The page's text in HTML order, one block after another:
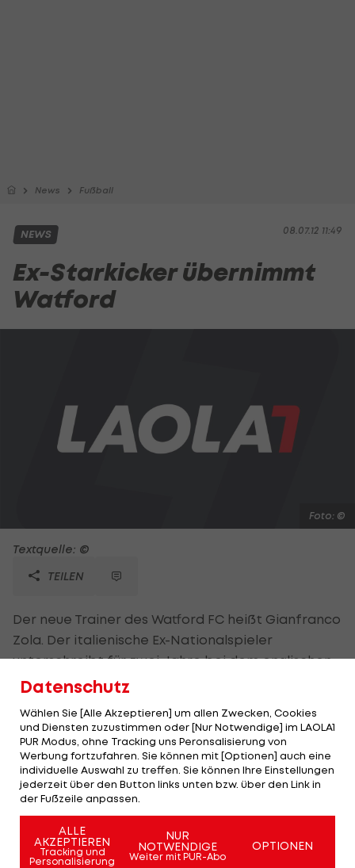
News Fußball
08.07.12 11:49
NEWS
Ex-Starkicker übernimmt
Watford
Foto: ©
Textquelle: ©
TEILEN
Der neue Trainer des Watford FC heißt Gianfranco
Zola. Der italienische Ex-Nationalspieler
unterschreibt für zwei Jahre bei dem englischen
Zweitligisten. "Die Fans können aufregenden
Gianfranco repräsentiert das Projekt perfekt",
freut sich der technische Direktor Gianluca Nani
über die Verpflichtung des 46-Jährigen. Der Sarde
sammelte bereits von 2008 bis 2010 in der Premier
League bei West Ham United Trainer-Erfahrung.
Mehr zum Thema
Datenschutz
Wählen Sie [Alle Akzeptieren] um allen Zwecken, Cookies
und Diensten zuzustimmen oder [Nur Notwendige] im LAOLA1
PUR Modus, ohne Tracking uns Peronsalisierung von
Werbung fortzufahren. Sie können mit [Optionen] auch eine
individuelle Auswahl zu treffen. Sie können Ihre Einstellungen
jederzeit über den Button links unten bzw. über den Link in
der Fußzeile anpassen.
ALLE
AKZEPTIEREN
Tracking und
Personalisierung
NUR
NOTWENDIGE
Weiter mit PUR-Abo
OPTIONEN